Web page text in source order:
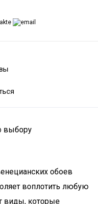
выбору
обоев
воплотить любую
виды, которые